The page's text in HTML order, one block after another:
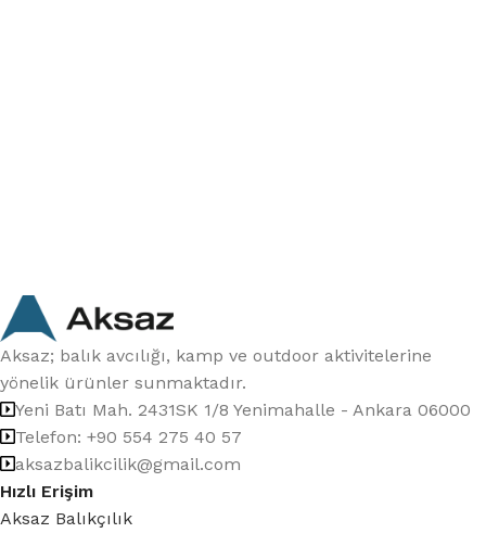
Aksaz; balık avcılığı, kamp ve outdoor aktivitelerine
yönelik ürünler sunmaktadır.
Yeni Batı Mah. 2431SK 1/8 Yenimahalle - Ankara 06000
Telefon: +90 554 275 40 57
aksazbalikcilik@gmail.com
Hızlı Erişim
Aksaz Balıkçılık